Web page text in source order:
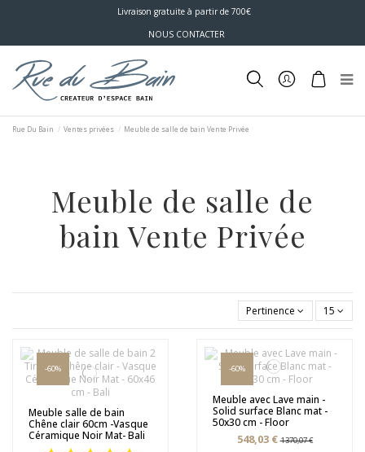
Livraison gratuite à partir de 700€
NOUS CONTACTER
Rue Du Bain Ventes privées Meuble de salle de bain Vente Privée
Meuble de salle de
bain Vente Privée
Pertinence 15
-60%
Meuble salle de bain
Chêne clair 60cm -Vasque
Céramique Noir Mat- Bali
-60%
Meuble avec Lave main -
Solid surface Blanc mat -
50x30 cm - Floor
548,03 €1 370,07 €